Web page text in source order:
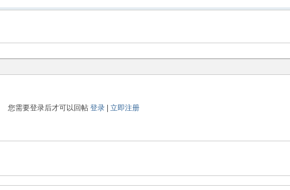
您需要登录后才可以回帖登录 |立即注册